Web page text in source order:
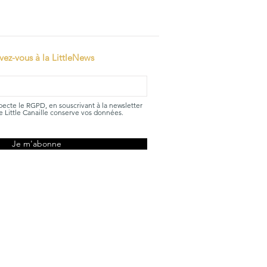
vous à la LittleNews
le RGPD, en souscrivant à la newsletter
Little Canaille conserve vos données.
Je m'abonne